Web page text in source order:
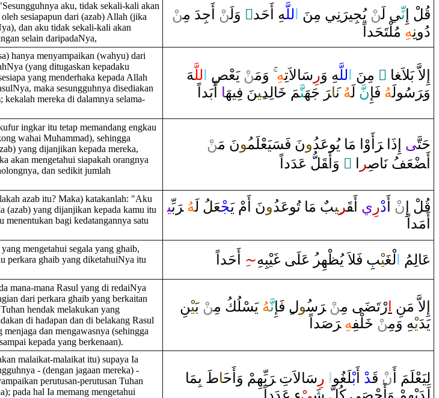
aku, tidak sekali-kali akan
sesiapapun dari (azab) Allah (jika
dan aku tidak sekali-kali akan
selain daripadaNya,
قُ‍‍لْ ‌إِنِّ‍‍ي لَ‍‌‍ن ْ يُجِي‍رَ نِي مِنَ للَّ‍‍هِ ‌أَحَد‌ٌ ‌ ‌وَلَ‍‌‍ن ْ ‌أَجِدَ‌ مِ‍‌‍ن
‌دُ‌ونِ‍‍هِ مُلْتَحَد‌اً
hanya menyampaikan (wahyu) dari
(yang ditugaskan kepadaku
yang menderhaka kepada Allah
maka sesungguhnya disediakan
kekalah mereka di dalamnya selama-
إِلاَّ‌ بَلاَ‍‍غ‍‍ا ‌ ً ‌ مِنَ للَّ‍‍هِ ‌وَ‌ر ِسَالاَتِ‍‍هِ ‌وَمَ‍‌‍ن ْ يَعْ‍‍صِ للَّ‍‍هَ
‌وَ‌‍رَسُولَ‍‍هُ فَإِنّ َ لَ‍‍هُن‍‍َ‍ارَ ‌ جَهَ‍‍نَّ‍‍مَ خَ‍‍الِد‍ِ‍ي‍‍نَ فِيهَ‍‍ا ‌ ‌أَبَد‌اً
ingkar itu tetap memandang engkau
wahai Muhammad), sehingga
yang dijanjikan kepada mereka,
akan mengetahui siapakah orangnya
dan sedikit jumlah
حَتَّ‍‍ى ‌ ‌إِ‌ذَ‌ا‌ ‌‍رَ ‌أَ‌وْ‌ا‌ مَا‌ يُوعَد‍ُ‍‌ونَ فَسَيَعْلَم‍‍ُ‍ونَ مَ‍‌‍ن
ضْ‍‍عَفُ نَاصِ‍‍ر ‌ ً ‌ ‌وَ‌أَ‍قَ‍‍لُّ عَدَ‌د‌اً
azab itu? Maka) katakanlah: "Aku
(azab) yang dijanjikan kepada kamu itu
menentukan bagi kedatangannya satu
قُ‍‍لْ ‌إِ‌ ن ‌د‌ر ي ‌أَ‍قَ‍‍ر‍ِ‍ي‍‍ب ‌ مَا‌ تُوعَد‍ُ‍‌ونَ ‌أَمْ يَ‍‍جْ‍‍عَلُ لَ‍‍هُ ‌‍رَبِّ‍‍ي‍
‌أَمَد‌اً
mengetahui segala yang ghaib,
perkara ghaib yang diketahuiNya itu
عَالِمُ لْ‍‍غَ‍‍يْ‍‍بِ فَلاَ‌ يُ‍‍ظْ‍‍هِ‍‍ر ‍ُ‍‌ عَلَى‌ غَ‍‍يْبِهِ~‍ ِ ‌أَحَد‌اً
mana-mana Rasul yang di redaiNya
dari perkara ghaib yang berkaitan
hendak melakukan yang
di hadapan dan di belakang Rasul
dan mengawasnya (sehingga
kepada yang berkenaan).
إِلاَّ‌ مَنِ ‌رْتَ‍‍ضَ‍‍ى‌ مِ‍‌‍ن ْ ‌‍رَس‍‍ُ‍ول‌ ‌ فَإِنَّ‍‍هُ يَسْلُكُ مِ‍‌‍ن ْ بَ‍‍يْ‍‍نِ
يَدَيْ‍‍هِ ‌وَمِ‍‌‍ن خَ‍‍لْفِ‍‍هِ ‌‍رَصَ‍‍د‌اً
malaikat-malaikat itu) supaya Ia
- (dengan jagaan mereka) -
perutusan-perutusan Tuhan
pada hal Ia memang mengetahui
لِيَعْلَمَ ‌أَ‌ ن قَ‍‍د ْ‌ ‌أَبْ‍‍لَ‍‍غُ‍‍و ‌ر ِسَالاَتِ ‌‍رَبِّهِمْ ‌وَ‌أَح‍‍َ‍اطَ بِمَا‌